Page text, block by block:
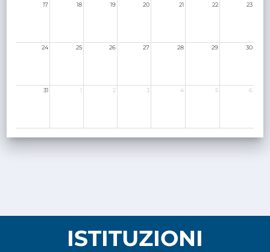
17 18 19 20 21 22 23
24 25 26 27 28 29 30
31 1 2 3 4 5 6
ISTITUZIONI